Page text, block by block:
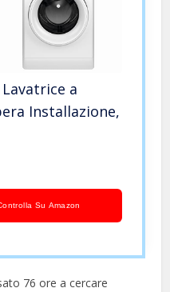
a
Installazione,
Su Amazon
76 ore a cercare